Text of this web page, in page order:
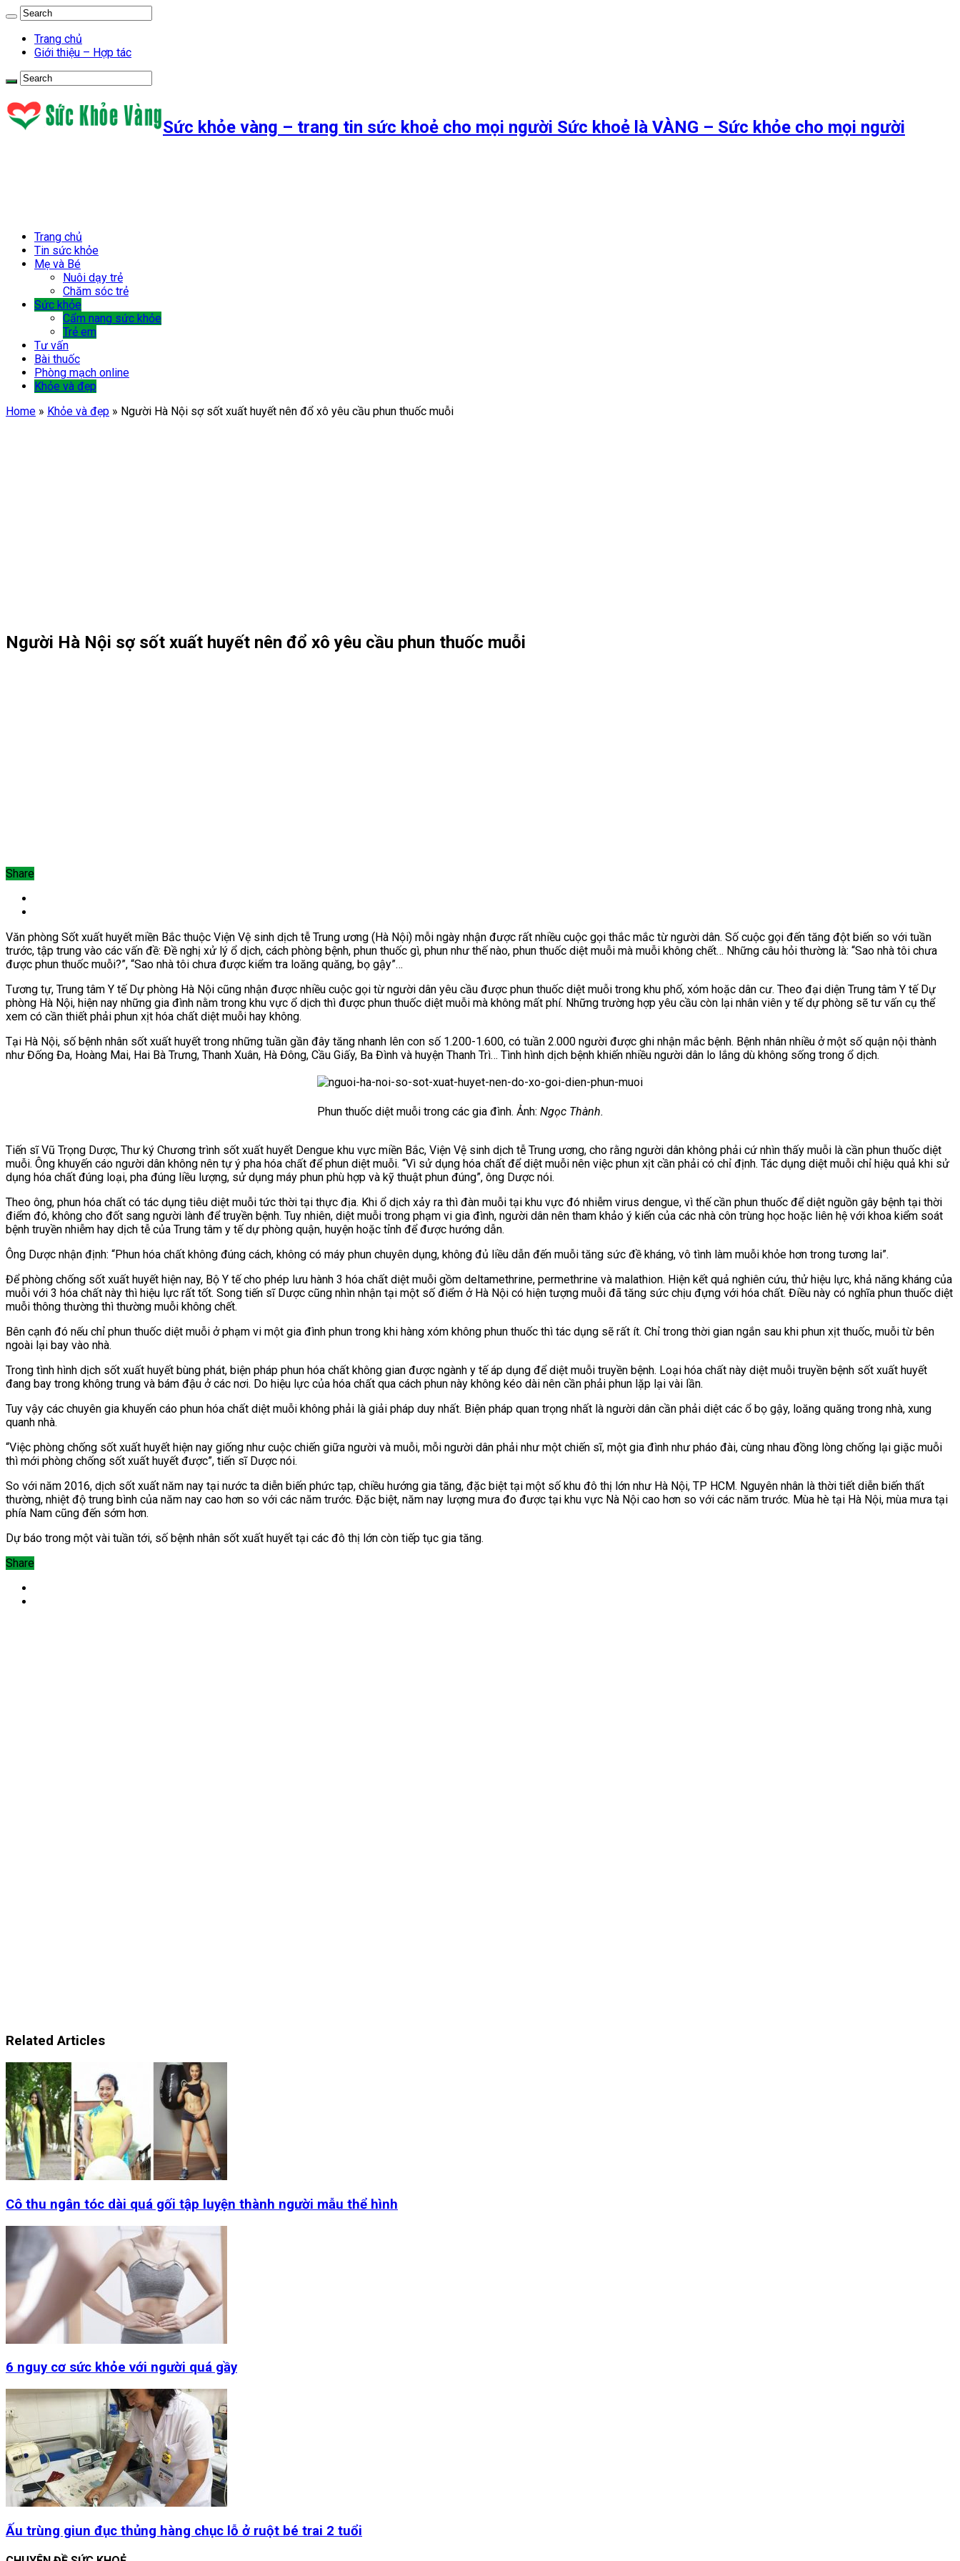
Trang chủ
Giới thiệu – Hợp tác
Sức khỏe vàng – trang tin sức khoẻ cho mọi người Sức khoẻ là VÀNG – Sức khỏe cho mọi người
Trang chủ
Tin sức khỏe
Mẹ và Bé
Nuôi dạy trẻ
Chăm sóc trẻ
Sức khỏe
Cẩm nang sức khỏe
Trẻ em
Tư vấn
Bài thuốc
Phòng mạch online
Khỏe và đẹp
Home » Khỏe và đẹp » Người Hà Nội sợ sốt xuất huyết nên đổ xô yêu cầu phun thuốc muỗi
Người Hà Nội sợ sốt xuất huyết nên đổ xô yêu cầu phun thuốc muỗi
Share
Văn phòng Sốt xuất huyết miền Bắc thuộc Viện Vệ sinh dịch tễ Trung ương (Hà Nội) mỗi ngày nhận được rất nhiều cuộc gọi thắc mắc từ người dân. Số cuộc gọi đến tăng đột biến so với tuần
trước, tập trung vào các vấn đề: Đề nghị xử lý ổ dịch, cách phòng bệnh, phun thuốc gì, phun như thế nào, phun thuốc diệt muỗi mà muỗi không chết… Những câu hỏi thường là: “Sao nhà tôi chưa
được phun thuốc muỗi?”, “Sao nhà tôi chưa được kiểm tra loăng quăng, bọ gậy”…
Tương tự, Trung tâm Y tế Dự phòng Hà Nội cũng nhận được nhiều cuộc gọi từ người dân yêu cầu được phun thuốc diệt muỗi trong khu phố, xóm hoặc dân cư. Theo đại diện Trung tâm Y tế Dự
phòng Hà Nội, hiện nay những gia đình nằm trong khu vực ổ dịch thì được phun thuốc diệt muỗi mà không mất phí. Những trường hợp yêu cầu còn lại nhân viên y tế dự phòng sẽ tư vấn cụ thể
xem có cần thiết phải phun xịt hóa chất diệt muỗi hay không.
Tại Hà Nội, số bệnh nhân sốt xuất huyết trong những tuần gần đây tăng nhanh lên con số 1.200-1.600, có tuần 2.000 người được ghi nhận mắc bệnh. Bệnh nhân nhiều ở một số quận nội thành
như Đống Đa, Hoàng Mai, Hai Bà Trưng, Thanh Xuân, Hà Đông, Cầu Giấy, Ba Đình và huyện Thanh Trì… Tình hình dịch bệnh khiến nhiều người dân lo lắng dù không sống trong ổ dịch.
Phun thuốc diệt muỗi trong các gia đình. Ảnh: Ngọc Thành.
Tiến sĩ Vũ Trọng Dược, Thư ký Chương trình sốt xuất huyết Dengue khu vực miền Bắc, Viện Vệ sinh dịch tễ Trung ương, cho rằng người dân không phải cứ nhìn thấy muỗi là cần phun thuốc diệt
muỗi. Ông khuyến cáo người dân không nên tự ý pha hóa chất để phun diệt muỗi. “Vì sử dụng hóa chất để diệt muỗi nên việc phun xịt cần phải có chỉ định. Tác dụng diệt muỗi chỉ hiệu quả khi sử
dụng hóa chất đúng loại, pha đúng liều lượng, sử dụng máy phun phù hợp và kỹ thuật phun đúng”, ông Dược nói.
Theo ông, phun hóa chất có tác dụng tiêu diệt muỗi tức thời tại thực địa. Khi ổ dịch xảy ra thì đàn muỗi tại khu vực đó nhiễm virus dengue, vì thế cần phun thuốc để diệt nguồn gây bệnh tại thời
điểm đó, không cho đốt sang người lành để truyền bệnh. Tuy nhiên, diệt muỗi trong phạm vi gia đình, người dân nên tham khảo ý kiến của các nhà côn trùng học hoặc liên hệ với khoa kiểm soát
bệnh truyền nhiễm hay dịch tễ của Trung tâm y tế dự phòng quận, huyện hoặc tỉnh để được hướng dẫn.
Ông Dược nhận định: “Phun hóa chất không đúng cách, không có máy phun chuyên dụng, không đủ liều dẫn đến muỗi tăng sức đề kháng, vô tình làm muỗi khỏe hơn trong tương lai”.
Để phòng chống sốt xuất huyết hiện nay, Bộ Y tế cho phép lưu hành 3 hóa chất diệt muỗi gồm deltamethrine, permethrine và malathion. Hiện kết quả nghiên cứu, thử hiệu lực, khả năng kháng của
muỗi với 3 hóa chất này thì hiệu lực rất tốt. Song tiến sĩ Dược cũng nhìn nhận tại một số điểm ở Hà Nội có hiện tượng muỗi đã tăng sức chịu đựng với hóa chất. Điều này có nghĩa phun thuốc diệt
muỗi thông thường thì thường muỗi không chết.
Bên cạnh đó nếu chỉ phun thuốc diệt muỗi ở phạm vi một gia đình phun trong khi hàng xóm không phun thuốc thì tác dụng sẽ rất ít. Chỉ trong thời gian ngắn sau khi phun xịt thuốc, muỗi từ bên
ngoài lại bay vào nhà.
Trong tình hình dịch sốt xuất huyết bùng phát, biện pháp phun hóa chất không gian được ngành y tế áp dụng để diệt muỗi truyền bệnh. Loại hóa chất này diệt muỗi truyền bệnh sốt xuất huyết
đang bay trong không trung và bám đậu ở các nơi. Do hiệu lực của hóa chất qua cách phun này không kéo dài nên cần phải phun lặp lại vài lần.
Tuy vậy các chuyên gia khuyến cáo phun hóa chất diệt muỗi không phải là giải pháp duy nhất. Biện pháp quan trọng nhất là người dân cần phải diệt các ổ bọ gậy, loăng quăng trong nhà, xung
quanh nhà.
“Việc phòng chống sốt xuất huyết hiện nay giống như cuộc chiến giữa người và muỗi, mỗi người dân phải như một chiến sĩ, một gia đình như pháo đài, cùng nhau đồng lòng chống lại giặc muỗi
thì mới phòng chống sốt xuất huyết được”, tiến sĩ Dược nói.
So với năm 2016, dịch sốt xuất năm nay tại nước ta diễn biến phức tạp, chiều hướng gia tăng, đặc biệt tại một số khu đô thị lớn như Hà Nội, TP HCM. Nguyên nhân là thời tiết diễn biến thất
thường, nhiệt độ trung bình của năm nay cao hơn so với các năm trước. Đặc biệt, năm nay lượng mưa đo được tại khu vực Nà Nội cao hơn so với các năm trước. Mùa hè tại Hà Nội, mùa mưa tại
phía Nam cũng đến sớm hơn.
Dự báo trong một vài tuần tới, số bệnh nhân sốt xuất huyết tại các đô thị lớn còn tiếp tục gia tăng.
Share
Related Articles
Cô thu ngân tóc dài quá gối tập luyện thành người mẫu thể hình
6 nguy cơ sức khỏe với người quá gầy
Ấu trùng giun đục thủng hàng chục lỗ ở ruột bé trai 2 tuổi